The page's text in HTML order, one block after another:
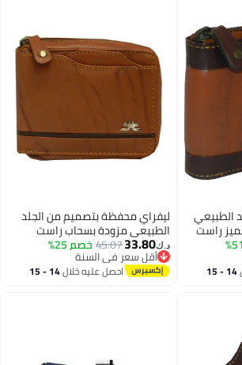
ليفراي محفظة بتصميم من الجلد
الطبيعي مزودة بسحاب راست
د.ك‏33.80
45.07خصم 25%
أقل سعر في السنة
أقل سعر في السنة
احصل عليه خلال 14 - 15